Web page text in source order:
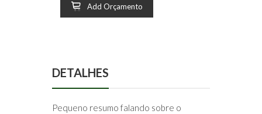
Add Orçamento
DETALHES
Pequeno resumo falando sobre o